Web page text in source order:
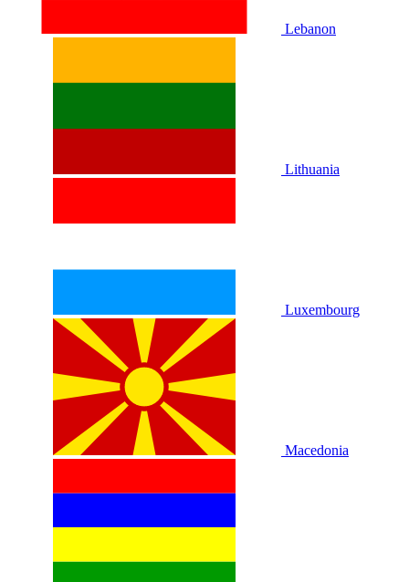
Lebanon
Lithuania
Luxembourg
Macedonia